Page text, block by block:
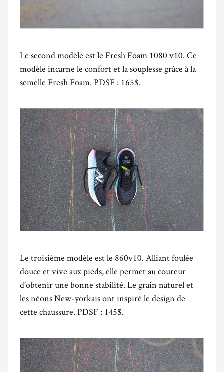
Le second modèle est le Fresh Foam 1080 v10. Ce
modèle incarne le confort et la souplesse grâce à la
semelle Fresh Foam. PDSF : 165$.
Le troisième modèle est le 860v10. Alliant foulée
douce et vive aux pieds, elle permet au coureur
d’obtenir une bonne stabilité. Le grain naturel et
les néons New-yorkais ont inspiré le design de
cette chaussure. PDSF : 145$.